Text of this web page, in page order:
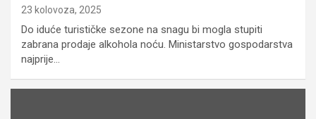
23 kolovoza, 2025
Do iduće turističke sezone na snagu bi mogla stupiti
zabrana prodaje alkohola noću. Ministarstvo gospodarstva
najprije…